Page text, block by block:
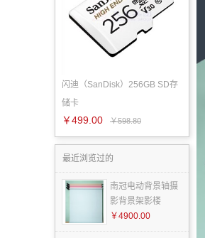
闪迪（SanDisk）256GB SD存
储卡
￥499.00 ￥598.80
最近浏览过的
南冠电动背景轴摄
影背景架影楼
￥4900.00